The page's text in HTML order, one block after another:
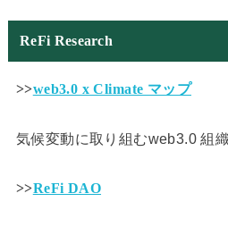
ReFi Research
>>web3.0 x Climate マップ
気候変動に取り組むweb3.0 組
>>ReFi DAO